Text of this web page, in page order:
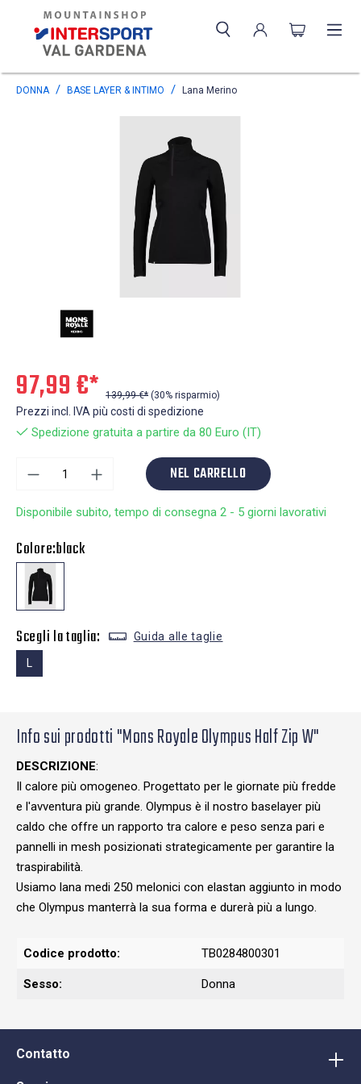
DONNA BASE LAYER & INTIMO Lana Merino
97,99 €* 139,99 €* (30% risparmio)
Prezzi incl. IVA più costi di spedizione
Spedizione gratuita a partire da 80 Euro (IT)
NEL CARRELLO
Disponibile subito, tempo di consegna 2 - 5 giorni lavorativi
Colore:black
Scegli la taglia: Guida alle taglie
L
Info sui prodotti "Mons Royale Olympus Half Zip W"
DESCRIZIONE:
Il calore più omogeneo. Progettato per le giornate più fredde
e l'avventura più grande. Olympus è il nostro baselayer più
caldo che offre un rapporto tra calore e peso senza pari e
pannelli in mesh posizionati strategicamente per garantire la
traspirabilità.
Usiamo lana medi 250 melonici con elastan aggiunto in modo
che Olympus manterrà la sua forma e durerà più a lungo.
Codice prodotto: TB0284800301
Sesso: Donna
Contatto